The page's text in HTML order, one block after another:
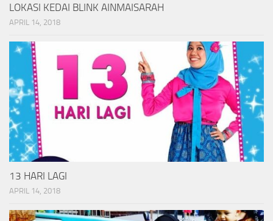
LOKASI KEDAI BLINK AINMAISARAH
APRIL 14, 2018
13 HARI LAGI
APRIL 14, 2018